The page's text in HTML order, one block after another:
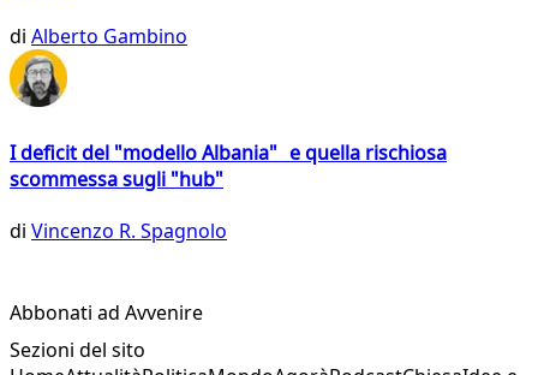
di Alberto Gambino
I deficit del "modello Albania" e quella rischiosa
scommessa sugli "hub"
di Vincenzo R. Spagnolo
Abbonati ad Avvenire
Sezioni del sito